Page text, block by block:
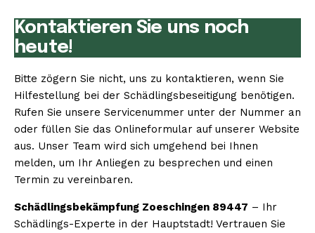
Kontaktieren Sie uns noch
heute!
Bitte zögern Sie nicht, uns zu kontaktieren, wenn Sie
Hilfestellung bei der Schädlingsbeseitigung benötigen.
Rufen Sie unsere Servicenummer unter der Nummer an
oder füllen Sie das Onlineformular auf unserer Website
aus. Unser Team wird sich umgehend bei Ihnen
melden, um Ihr Anliegen zu besprechen und einen
Termin zu vereinbaren.
Schädlingsbekämpfung Zoeschingen 89447 – Ihr
Schädlings-Experte in der Hauptstadt! Vertrauen Sie